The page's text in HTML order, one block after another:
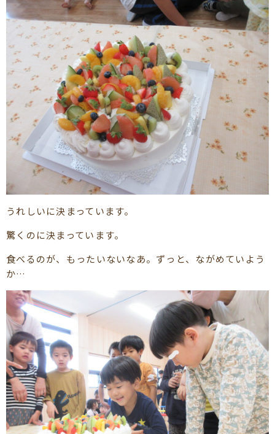
うれしいに決まっています。
驚くのに決まっています。
食べるのが、もったいないなあ。ずっと、ながめていよう
か…